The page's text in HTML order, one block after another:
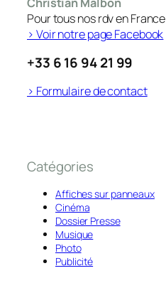
Pour tous nos rdv en France
> Voir notre page Facebook
+33 6 16 94 21 99
> Formulaire de contact
Catégories
Affiches sur panneaux
Cinéma
Dossier Presse
Musique
Photo
Publicité